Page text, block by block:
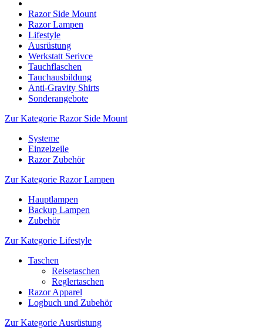
Razor Side Mount
Razor Lampen
Lifestyle
Ausrüstung
Werkstatt Serivce
Tauchflaschen
Tauchausbildung
Anti-Gravity Shirts
Sonderangebote
Zur Kategorie Razor Side Mount
Systeme
Einzelzeile
Razor Zubehör
Zur Kategorie Razor Lampen
Hauptlampen
Backup Lampen
Zubehör
Zur Kategorie Lifestyle
Taschen
Reisetaschen
Reglertaschen
Razor Apparel
Logbuch und Zubehör
Zur Kategorie Ausrüstung